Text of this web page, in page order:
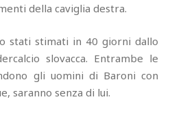
della caviglia destra.
stati stimati in 40 giorni dallo
slovacca. Entrambe le
gli uomini di Baroni con
saranno senza di lui.